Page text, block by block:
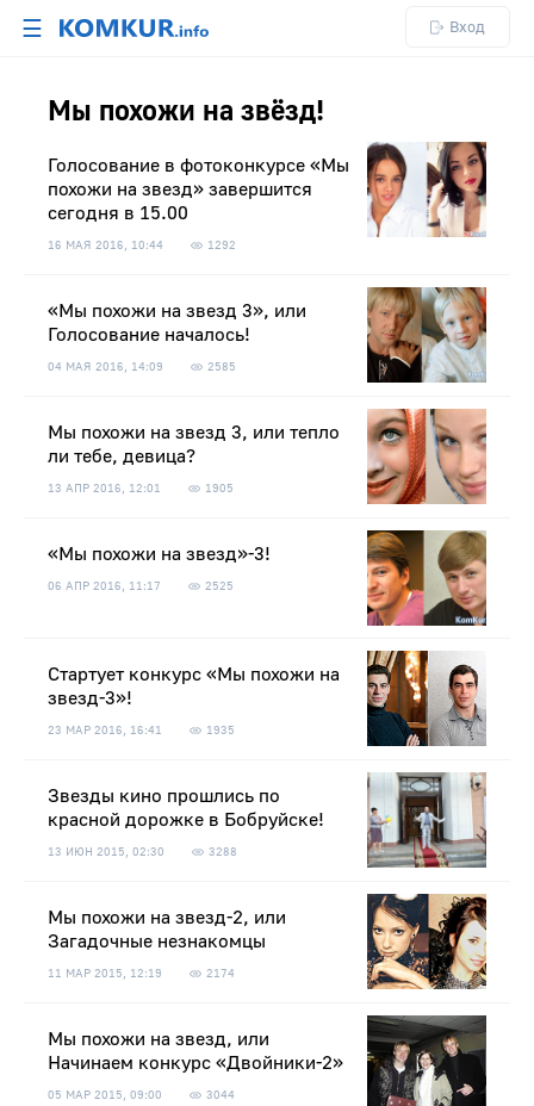
☰ Вход
Мы похожи на звёзд!
Голосование в фотоконкурсе «Мы
похожи на звезд» завершится
сегодня в 15.00
16 МАЯ 2016, 10:44 1292
«Мы похожи на звезд 3», или
Голосование началось!
04 МАЯ 2016, 14:09 2585
Мы похожи на звезд 3, или тепло
ли тебе, девица?
13 АПР 2016, 12:01 1905
«Мы похожи на звезд»-3!
06 АПР 2016, 11:17 2525
Стартует конкурс «Мы похожи на
звезд-3»!
23 МАР 2016, 16:41 1935
Звезды кино прошлись по
красной дорожке в Бобруйске!
13 ИЮН 2015, 02:30 3288
Мы похожи на звезд-2, или
Загадочные незнакомцы
11 МАР 2015, 12:19 2174
Мы похожи на звезд, или
Начинаем конкурс «Двойники-2»
05 МАР 2015, 09:00 3044